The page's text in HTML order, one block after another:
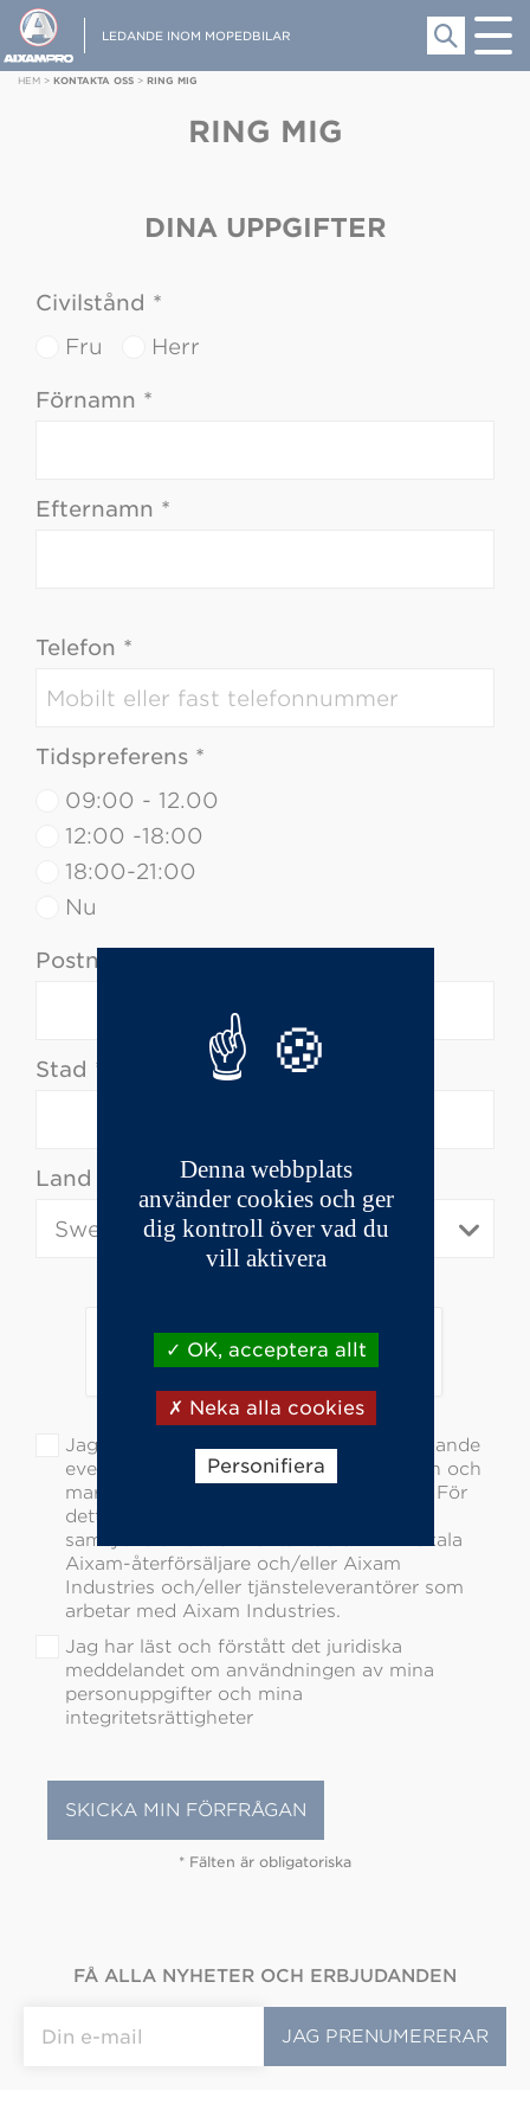
LEDANDE INOM MOPEDBILAR
HEM > KONTAKTA OSS > RING MIG
RING MIG
DINA UPPGIFTER
Civilstånd *
Fru
Herr
Förnamn *
Efternamn *
Telefon *
Tidspreferens *
09:00 - 12.00
12:00 -18:00
18:00-21:00
Nu
Postnummer *
Stad *
Land *
Jag vill bli informerad om Aixams kommande
evenemang, nyheter, produktinformation och
marknadsförings- och reklamaktiviteter. För
detta ändamål ger jag uttryckligen mitt
samtycke till att bli kontaktad av min lokala
Aixam-återförsäljare och/eller Aixam
Industries och/eller tjänsteleverantörer som
arbetar med Aixam Industries.
Jag har läst och förstått det juridiska
meddelandet om användningen av mina
personuppgifter och mina
integritetsrättigheter
* Fälten är obligatoriska
FÅ ALLA NYHETER OCH ERBJUDANDEN
Denna webbplats
använder cookies och ger
dig kontroll över vad du
vill aktivera
OK, acceptera allt
Neka alla cookies
Personifiera